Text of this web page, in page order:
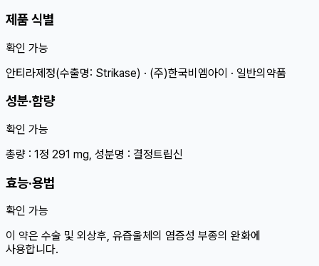
제품 식별
확인 가능
안티라제정(수출명: Strikase) · (주)한국비엠아이 · 일반의약품
성분·함량
확인 가능
총량 : 1정 291 mg, 성분명 : 결정트립신
효능·용법
확인 가능
이 약은 수술 및 외상후, 유즙울체의 염증성 부종의 완화에
사용합니다.